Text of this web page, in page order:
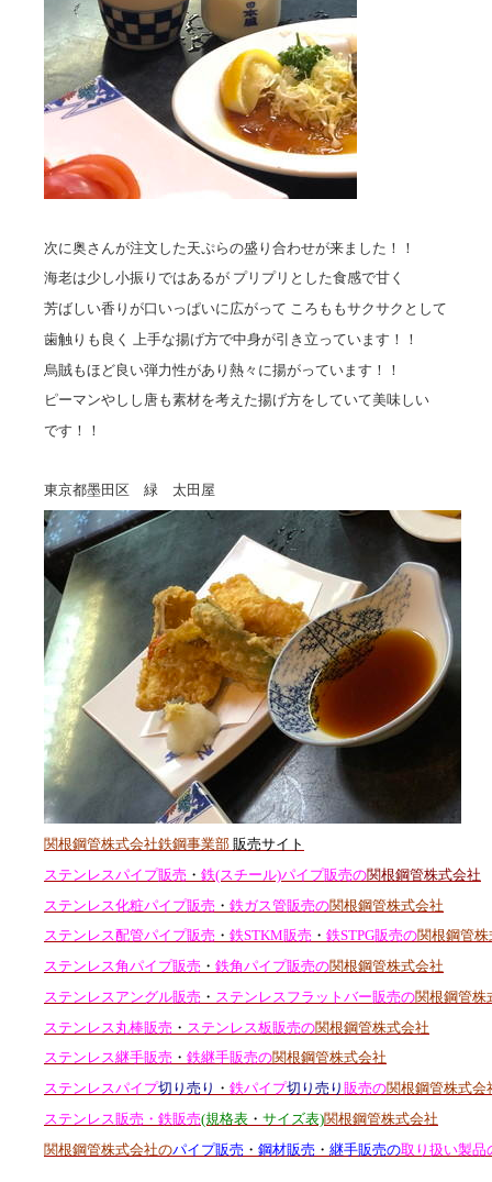
次に奥さんが注文した天ぷらの盛り合わせが来ました！！
海老は少し小振りではあるが プリプリとした食感で甘く
芳ばしい香りが口いっぱいに広がって ころももサクサクとして
歯触りも良く 上手な揚げ方で中身が引き立っています！！
烏賊もほど良い弾力性があり熱々に揚がっています！！
ピーマンやしし唐も素材を考えた揚げ方をしていて美味しい
です！！
東京都墨田区 緑 太田屋
関根鋼管株式会社鉄鋼事業部 販売サイト
ステンレスパイプ販売 ・ 鉄(スチール)パイプ販売の関根鋼管株式会社
ステンレス化粧パイプ販売 ・ 鉄ガス管販売の関根鋼管株式会社
ステンレス配管パイプ販売 ・ 鉄STKM販売 ・ 鉄STPG販売の関根鋼管
ステンレス角パイプ販売 ・ 鉄角パイプ販売の関根鋼管株式会社
ステンレスアングル販売 ・ ステンレスフラットバー販売の関根鋼管株
ステンレス丸棒販売 ・ ステンレス板販売の関根鋼管株式会社
ステンレス継手販売 ・ 鉄継手販売の関根鋼管株式会社
ステンレスパイプ切り売り ・ 鉄パイプ切り売り 販売の関根鋼管株式会
ステンレス販売・鉄販売(規格表 ・ サイズ表)関根鋼管株式会社
関根鋼管株式会社のパイプ販売 ・ 鋼材販売 ・ 継手販売の取り扱い製品